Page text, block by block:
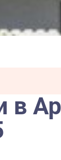
в